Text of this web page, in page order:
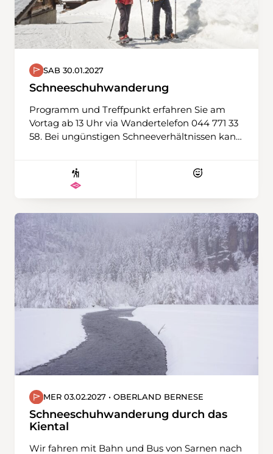
SAB 30.01.2027
Schneeschuhwanderung
Programm und Treffpunkt erfahren Sie am
Vortag ab 13 Uhr via Wandertelefon 044 771 33
58. Bei ungünstigen Schneeverhältnissen kann
Ersatz-T-Shirt, Verpflegung aus dem Rucksack,
Thermosflasche mit warmem Tee wird
MER 03.02.2027 • OBERLAND BERNESE
Schneeschuhwanderung durch das
Kiental
Wir fahren mit Bahn und Bus von Sarnen nach